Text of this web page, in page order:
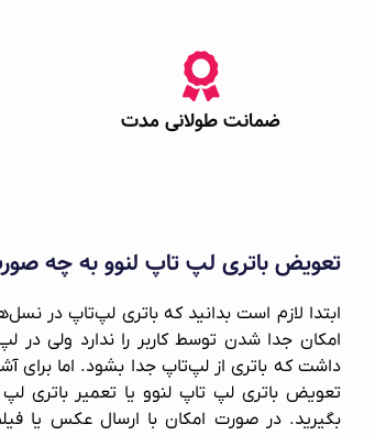
ضمانت طولانی مدت
تعویض باتری لپ تاپ لنوو به چه
ابتدا لازم است بدانید که باتری لپ‌تاپ در
امکان جدا شدن توسط کاربر را ندارد ولی در
داشت که باتری از لپ‌تاپ جدا بشود. اما برای
تعویض باتری لپ تاپ لنوو یا تعمیر باتری
بگیرید. در صورت امکان با ارسال عکس یا